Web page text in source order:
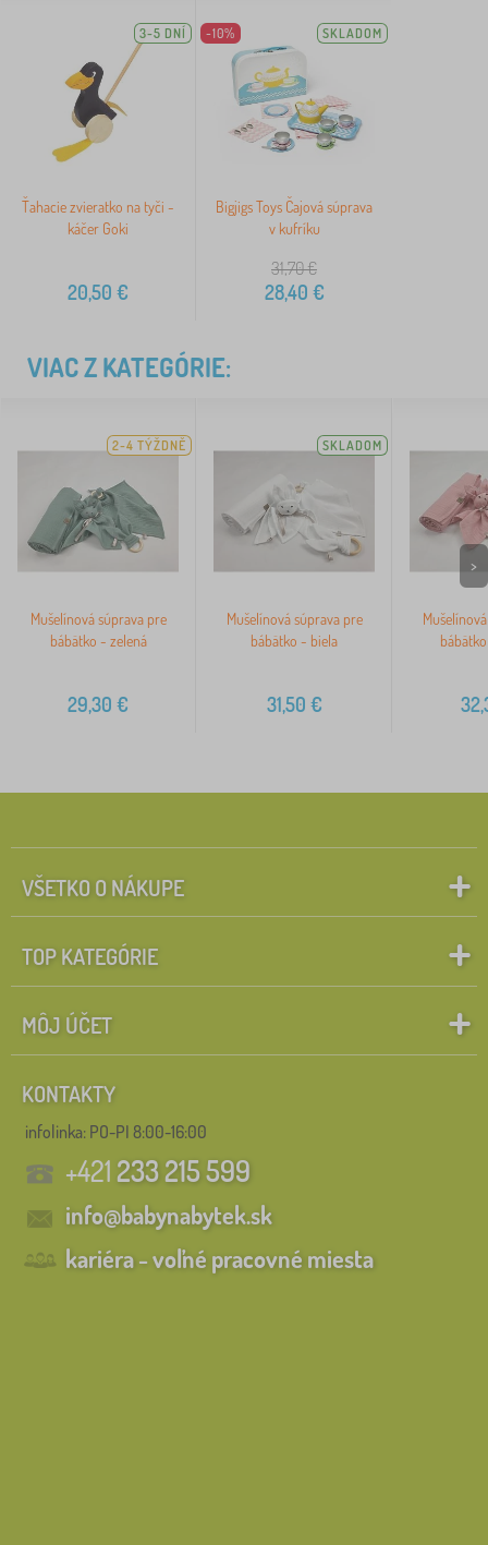
3-5 DNÍ
Ťahacie zvieratko na tyči -
káčer Goki
20,50 €
-10% SKLADOM
Bigjigs Toys Čajová súprava
v kufríku
31,70€
28,40 €
VIAC Z KATEGÓRIE:
2-4 TÝŽDNĚ
Mušelínová súprava pre
bábätko - zelená
29,30 €
SKLADOM
Mušelínová súprava pre
bábätko - biela
31,50 €
>
VŠETKO O NÁKUPE
TOP KATEGÓRIE
MÔJ ÚČET
KONTAKTY
infolinka: PO-PI 8:00-16:00
+421233 215 599
info@babynabytek.sk
kariéra - voľné pracovné miesta